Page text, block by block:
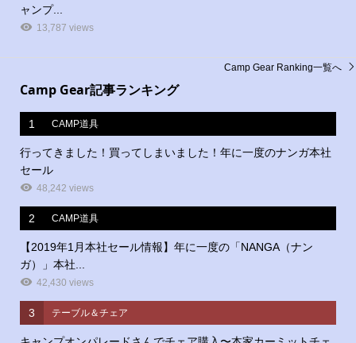
ャンプ...
13,787 views
Camp Gear記事ランキング
1 CAMP道具
行ってきました！買ってしまいました！年に一度のナンガ本社
セール
48,242 views
2 CAMP道具
【2019年1月本社セール情報】年に一度の「NANGA（ナン
ガ）」本社...
42,430 views
3 テーブル＆チェア
Camp Gear Ranking一覧へ